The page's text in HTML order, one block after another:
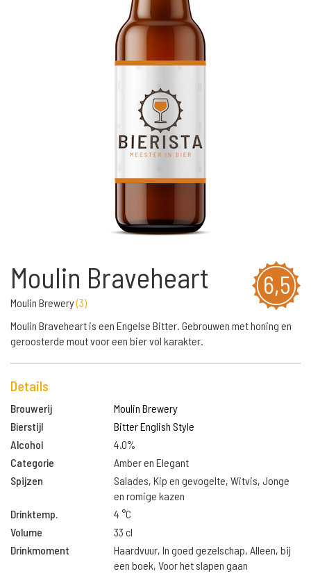
6,5
Moulin Braveheart
Moulin Brewery(3)
Moulin Braveheart is een Engelse Bitter. Gebrouwen met honing en
geroosterde mout voor een bier vol karakter.
Details
Brouwerij
Moulin Brewery
Bierstijl
Bitter English Style
Alcohol
4.0%
Categorie
Amber en Elegant
Spijzen
Salades, Kip en gevogelte, Witvis, Jonge
en romige kazen
Drinktemp.
4 °C
Volume
33 cl
Drinkmoment
Haardvuur, In goed gezelschap, Alleen, bij
een boek, Voor het slapen gaan